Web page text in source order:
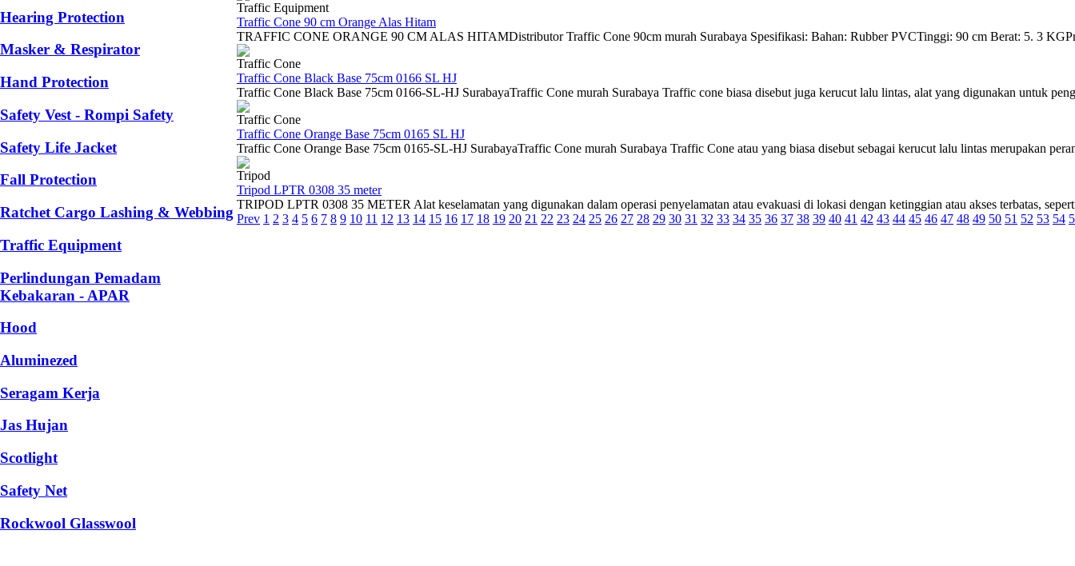
Hearing Protection
Masker & Respirator
Hand Protection
Safety Vest - Rompi Safety
Safety Life Jacket
Fall Protection
Ratchet Cargo Lashing & Webbing
Traffic Equipment
Perlindungan Pemadam
Kebakaran - APAR
Hood
Aluminezed
Seragam Kerja
Jas Hujan
Scotlight
Safety Net
Rockwool Glasswool
Traffic Equipment
Traffic Cone 90 cm Orange Alas Hitam
TRAFFIC CONE ORANGE 90 CM ALAS HITAMDistributor Traffic Cone 90cm murah Surabaya Spesifikasi: Bahan: Rubber PVCTinggi: 90 cm Berat: 5. 3
Traffic Cone
Traffic Cone Black Base 75cm 0166 SL HJ
Traffic Cone Black Base 75cm 0166-SL-HJ SurabayaTraffic Cone murah Surabaya Traffic cone biasa disebut juga kerucut lalu lintas, alat yang digunakan untuk
Traffic Cone
Traffic Cone Orange Base 75cm 0165 SL HJ
Traffic Cone Orange Base 75cm 0165-SL-HJ SurabayaTraffic Cone murah Surabaya Traffic Cone atau yang biasa disebut sebagai kerucut lalu lintas merupakan
Tripod
Tripod LPTR 0308 35 meter
TRIPOD LPTR 0308 35 METER Alat keselamatan yang digunakan dalam operasi penyelamatan atau evakuasi di lokasi dengan ketinggian atau akses terbatas,
Prev 1 2 3 4 5 6 7 8 9 10 11 12 13 14 15 16 17 18 19 20 21 22 23 24 25 26 27 28 29 30 31 32 33 34 35 36 37 38 39 40 41 42 43 44 45 46 47 48 49 50 51 52 53 54